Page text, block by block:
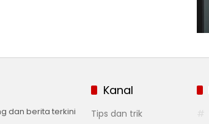
dan berita terkini
Kanal
Tips dan trik